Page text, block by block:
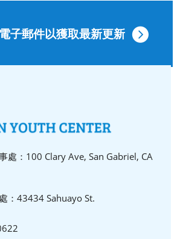
子郵件以獲取最新更新
處：100 Clary Ave, San Gabriel, CA
：43434 Sahuayo St.